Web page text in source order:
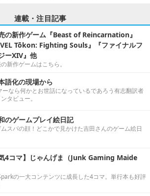
連載・注目記事
の新作ゲーム『Beast of Reincarnation』
Tōkon: Fighting Souls』『ファイナルフ
ーXIV』他
新作ゲームはこちら。
語化の現場から
ーなら何かとお世話になっているであろう有志翻訳者
タビュー。
のゲームプレイ絵日記
スパの顔！どこかで見かけた吉田さんのゲーム絵日
気4コマ】じゃんげま（Junk Gaming Maide
の一大コンテンツに成長した4コマ。単行本も好評